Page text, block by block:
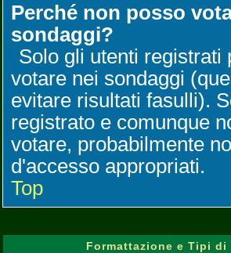
Perché non posso
sondaggi?
Solo gli utenti registrati
votare nei sondaggi
evitare risultati fasulli).
registrato e comunque
votare, probabilmente
d'accesso appropriati.
Top
Formattazione e Tipi di